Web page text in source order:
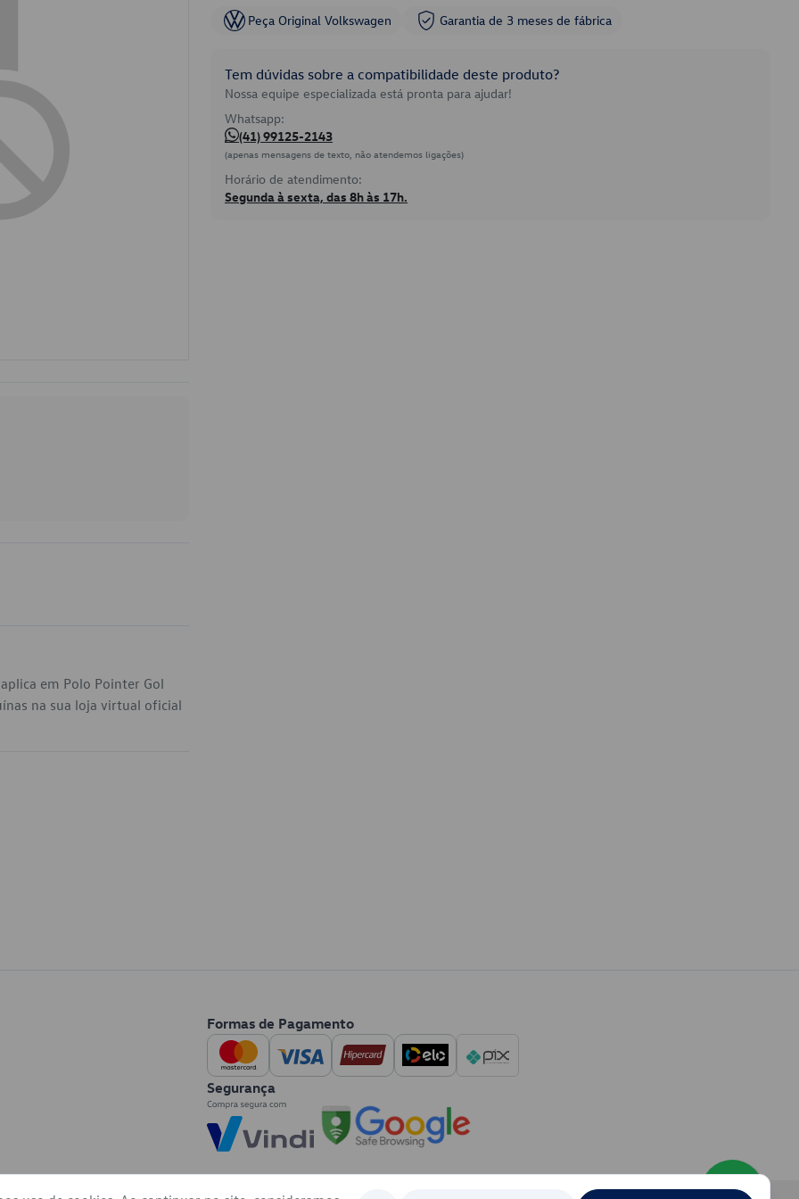
em Polo Pointer Gol
na sua loja virtual oficial
Peça Original Volkswagen Garantia de 3 meses de fábrica
Tem dúvidas sobre a compatibilidade deste produto?
Nossa equipe especializada está pronta para ajudar!
Whatsapp:
(41) 99125-2143
(apenas mensagens de texto, não atendemos ligações)
Horário de atendimento:
Segunda à sexta, das 8h às 17h.
Formas de Pagamento
Segurança